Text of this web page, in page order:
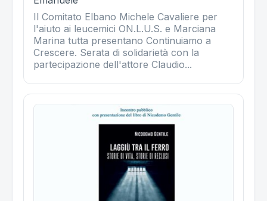
Il Comitato Elbano Michele Cavaliere per
l'aiuto ai leucemici ON.L.U.S. e Marciana
Marina tutta presentano Continuiamo a
Crescere. Serata di solidarietà con la
partecipazione dell'attore Claudio...